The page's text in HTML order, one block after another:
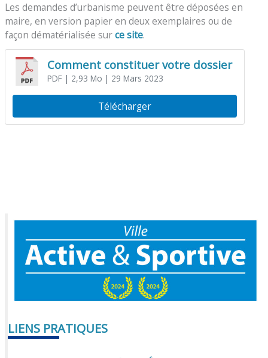
Les demandes d’urbanisme peuvent être déposées en
maire, en version papier en deux exemplaires ou de
façon dématérialisée surce site.
Comment constituer votre dossier
PDF| 2,93 Mo | 29 Mars 2023
Télécharger
LIENS PRATIQUES